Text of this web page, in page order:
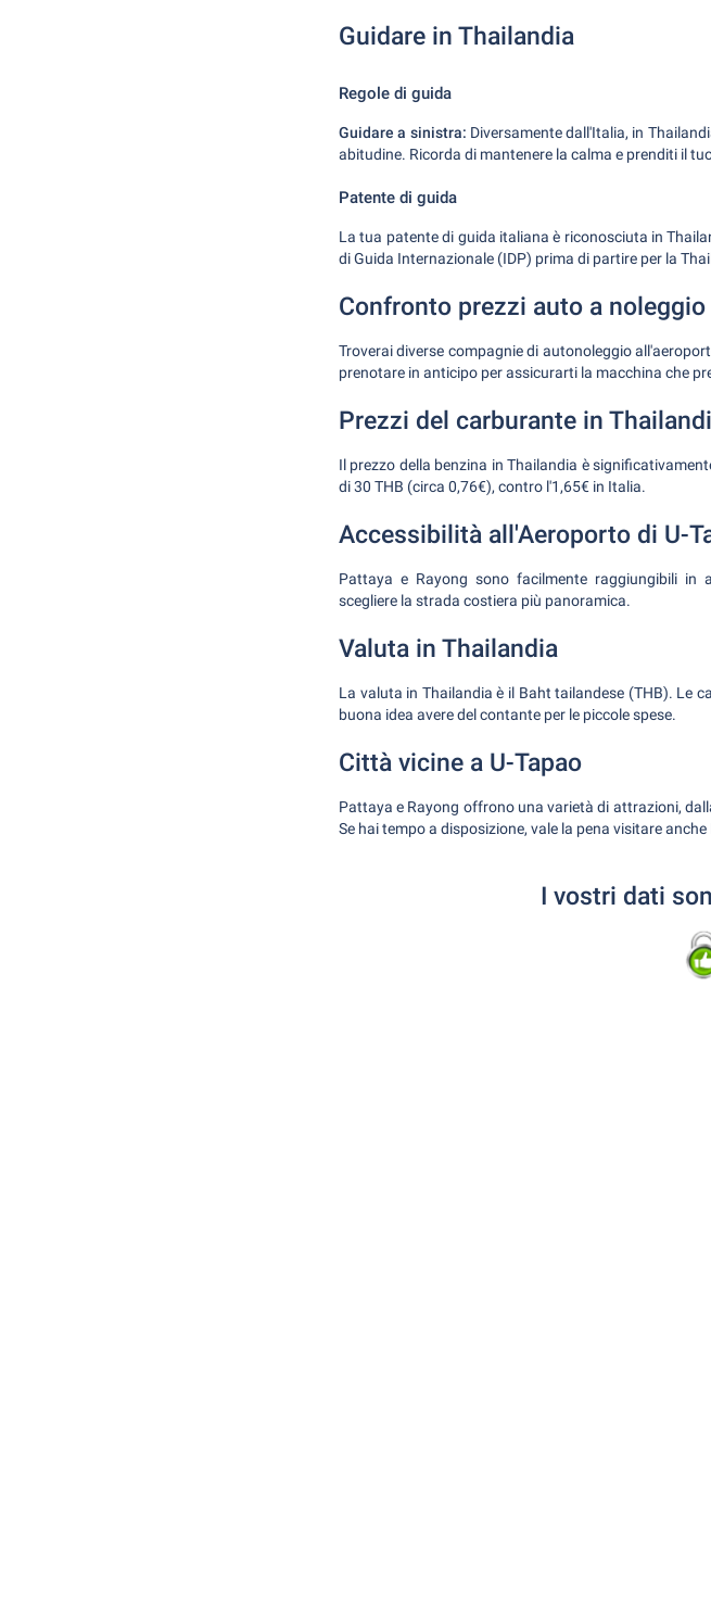
Guidare in Thailandia
Regole di guida
Guidare a sinistra: Diversamente dall'Italia, in
abitudine. Ricorda di mantenere la calma e prenditi il
Patente di guida
La tua patente di guida italiana è riconosciuta in
di Guida Internazionale (IDP) prima di partire per la
Confronto prezzi auto a
Troverai diverse compagnie di autonoleggio
prenotare in anticipo per assicurarti la macchina che
Prezzi del carburante in
Il prezzo della benzina in Thailandia è
di 30 THB (circa 0,76€), contro l'1,65€ in Italia.
Accessibilità all'Aeroporto di U-
Pattaya e Rayong sono facilmente raggiungibili in
scegliere la strada costiera più panoramica.
Valuta in Thailandia
La valuta in Thailandia è il Baht tailandese (THB). Le
buona idea avere del contante per le piccole spese.
Città vicine a U-Tapao
Pattaya e Rayong offrono una varietà di attrazioni,
Se hai tempo a disposizione, vale la pena visitare
I vostri dati